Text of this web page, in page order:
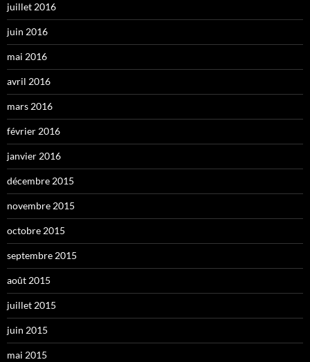
juillet 2016
juin 2016
mai 2016
avril 2016
mars 2016
février 2016
janvier 2016
décembre 2015
novembre 2015
octobre 2015
septembre 2015
août 2015
juillet 2015
juin 2015
mai 2015